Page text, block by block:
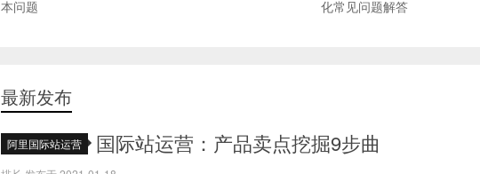
本问题
化常见问题解答
最新发布
阿里国际站运营 国际站运营：产品卖点挖掘9步曲